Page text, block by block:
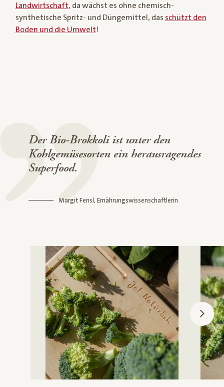
Landwirtschaft, da wächst es ohne chemisch-
synthetische Spritz- und Düngemittel, das schützt den
Boden und die Umwelt!
Der Bio-Brokkoli ist unter den
Kohlgemüsesorten ein herausragendes
Superfood.
Margit Fensl, Ernährungswissenschaftlerin